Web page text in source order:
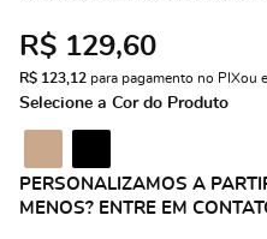
R$ 129,60
R$ 123,12 para pagamento no PIXou
Selecione a Cor do Produto
PERSONALIZAMOS A
MENOS? ENTRE EM